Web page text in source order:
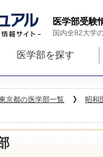
医学部受験
国内全82大学
医学部を探す
京都の医学部一覧 昭和